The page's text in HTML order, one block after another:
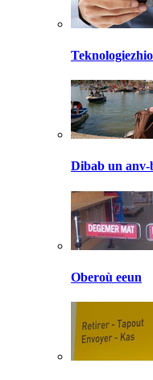
Dibab un
Oberoù eeun